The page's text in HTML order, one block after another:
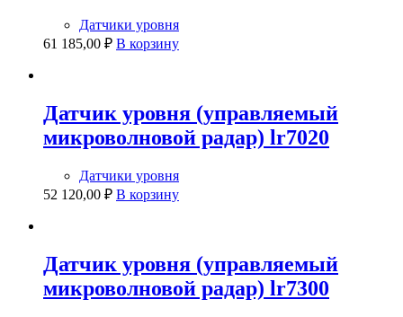
Датчики уровня
61 185,00 ₽ В корзину
Датчик уровня (управляемый
микроволновой радар) lr7020
Датчики уровня
52 120,00 ₽ В корзину
Датчик уровня (управляемый
микроволновой радар) lr7300